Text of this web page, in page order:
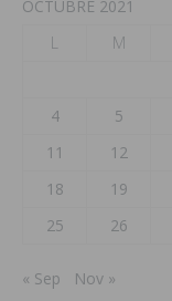
OCTUBRE 2021
L
M
4
5
11
12
18
19
25
26
« Sep Nov »